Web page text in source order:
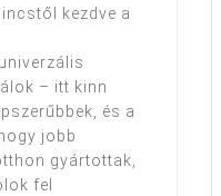
kezdve a
– itt kinn
és a
jobb
gyártottak,
fel